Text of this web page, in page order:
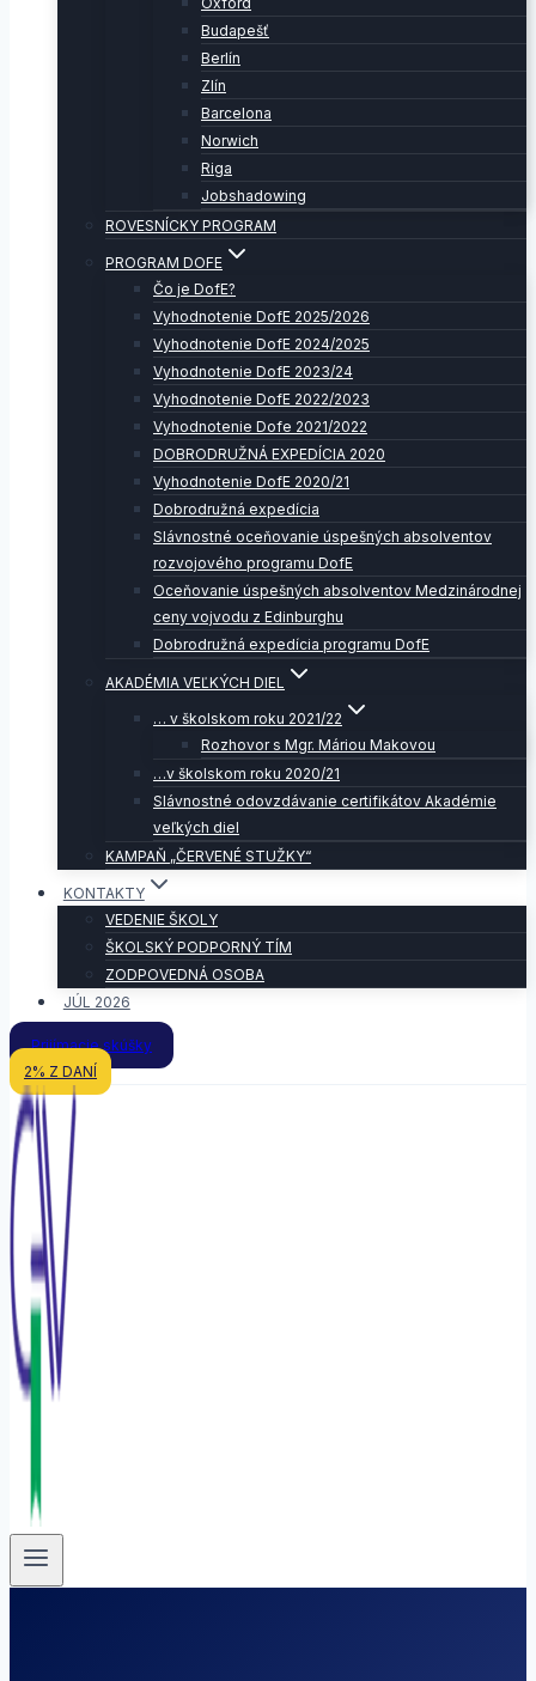
Budapešť
Berlín
Zlín
Barcelona
Norwich
Riga
Jobshadowing
ROVESNÍCKY PROGRAM
PROGRAM DOFE
Čo je DofE?
Vyhodnotenie DofE 2025/2026
Vyhodnotenie DofE 2024/2025
Vyhodnotenie DofE 2023/24
Vyhodnotenie DofE 2022/2023
Vyhodnotenie Dofe 2021/2022
DOBRODRUŽNÁ EXPEDÍCIA 2020
Vyhodnotenie DofE 2020/21
Dobrodružná expedícia
Slávnostné oceňovanie úspešných absolventov
rozvojového programu DofE
Oceňovanie úspešných absolventov Medzinárodnej
ceny vojvodu z Edinburghu
Dobrodružná expedícia programu DofE
AKADÉMIA VEĽKÝCH DIEL
… v školskom roku 2021/22
Rozhovor s Mgr. Máriou Makovou
…v školskom roku 2020/21
Slávnostné odovzdávanie certifikátov Akadémie
veľkých diel
KAMPAŇ „ČERVENÉ STUŽKY“
KONTAKTY
VEDENIE ŠKOLY
ŠKOLSKÝ PODPORNÝ TÍM
ZODPOVEDNÁ OSOBA
JÚL 2026
Prijímacie skúšky
2% Z DANÍ